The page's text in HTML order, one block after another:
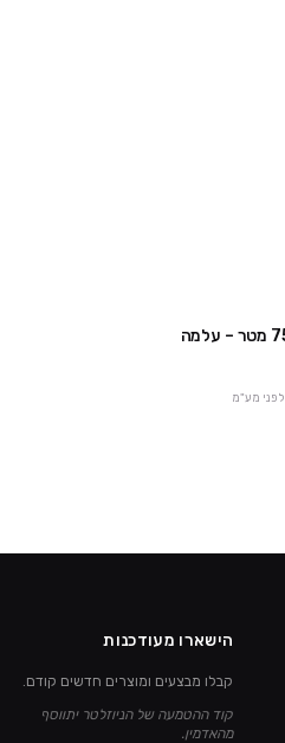
לפני מע"מ
הישארו מעודכנות
קבלו מבצעים ומוצרים חדשים קודם.
קוד ההטמעה של הניוזלטר יתווסף
מהאדמין.